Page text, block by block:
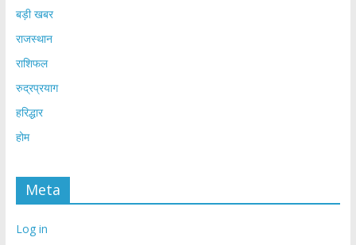
बड़ी खबर
राजस्थान
राशिफल
रुद्रप्रयाग
हरिद्धार
होम
Meta
Log in